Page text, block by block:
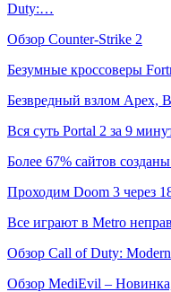
Duty:…
Обзор Counter-Strike 2
Безумные кроссоверы
Безвредный взлом Apex,
Вся суть Portal 2 за 9
Более 67% сайтов
Проходим Doom 3 через
Все играют в Metro
Обзор Call of Duty:
Обзор MediEvil –